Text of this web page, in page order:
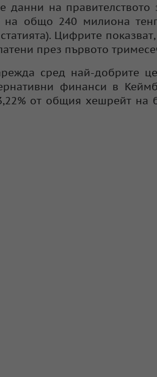
данни на
на общо 240 милиона
Цифрите
през първото
сред най-добрите
финанси в
от общия хешрейт на